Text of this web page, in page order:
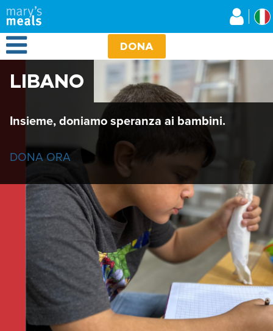
Salta
al
contenuto
principale
Open Menu DONA
LIBANO
Insieme, doniamo speranza ai bambini.
DONA ORA